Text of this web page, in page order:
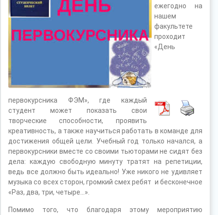
ежегодно на
нашем
факультете
проходит
«День
первокурсника ФЭМ», где каждый
студент может показать свои
творческие способности, проявить
креативность, а также научиться работать в команде для
достижения общей цели. Учебный год только начался, а
первокурсники вместе со своими тьюторами не сидят без
дела: каждую свободную минуту тратят на репетиции,
ведь все должно быть идеально! Уже никого не удивляет
музыка со всех сторон, громкий смех ребят и бесконечное
«Раз, два, три, четыре…».
Помимо того, что благодаря этому мероприятию